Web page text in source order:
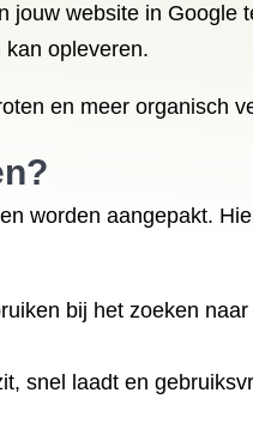
website in Google
opleveren.
en meer organisch
worden aangepakt.
bij het zoeken
snel laadt en